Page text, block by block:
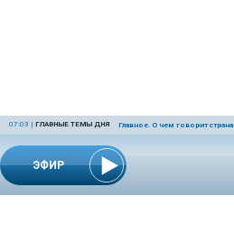
ЭФИР
07:03 | ГЛАВНЫЕ ТЕМЫ ДНЯ Главное. О чем говорит страна